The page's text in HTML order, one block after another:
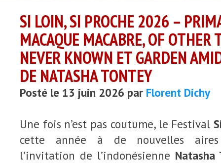
SI LOIN, SI PROCHE 2026 –
MACAQUE MACABRE, OF OTHER
NEVER KNOWN ET GARDEN
DE NATASHA TONTEY
Posté le 13 juin 2026 par Florent Dichy
Une fois n’est pas coutume, le Festival
cette année à de nouvelles aires
l’invitation de l’indonésienne Natasha